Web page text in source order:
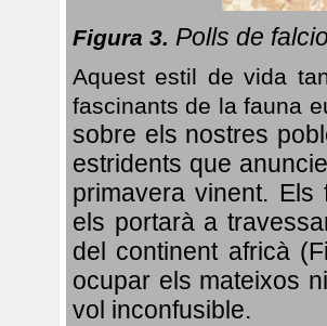
Figura 3. Polls de
Aquest estil de vida
fascinants de la fauna
sobre els nostres
estridents que
primavera vinent. Els
els portarà a
del continent africà
ocupar els mateixos
vol inconfusible.